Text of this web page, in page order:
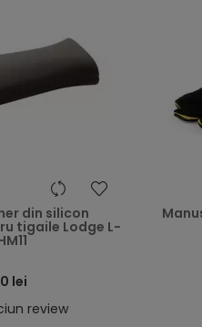
heart
din silicon
tigaile Lodge L-
lei
review